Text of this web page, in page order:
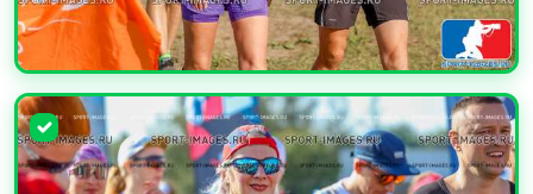
УВЕЛИЧИТЬ